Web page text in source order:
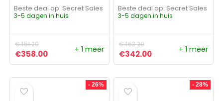
Beste deal op:
Secret Sales
3-5 dagen in huis
€451.20
Oorspronkelijke prijs was: €451.20.
€358.00Huidige prijs is: €358.00.
+ 1 meer
Beste deal op:
Secret Sales
3-5 dagen in huis
€463.20
Oorspronkelijke prijs
€342.00Huidige prijs is:
+ 1 meer
- 26% - 28%